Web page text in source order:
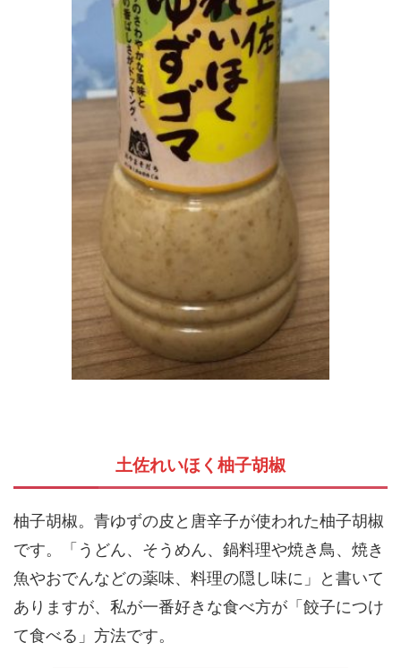
土佐れいほく柚子胡椒
柚子胡椒。青ゆずの皮と唐辛子が使われた柚子胡椒
です。「うどん、そうめん、鍋料理や焼き鳥、焼き
魚やおでんなどの薬味、料理の隠し味に」と書いて
ありますが、私が一番好きな食べ方が「餃子につけ
て食べる」方法です。